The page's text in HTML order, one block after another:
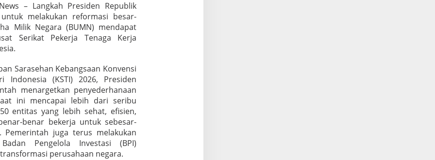
– Langkah Presiden Republik
melakukan reformasi besar-
Milik Negara (BUMN) mendapat
Serikat Pekerja Tenaga Kerja
Sarasehan Kebangsaan Konvensi
Indonesia (KSTI) 2026, Presiden
menargetkan penyederhanaan
ini mencapai lebih dari seribu
entitas yang lebih sehat, efisien,
benar bekerja untuk sebesar-
Pemerintah juga terus melakukan
Pengelola Investasi (BPI)
perusahaan negara.